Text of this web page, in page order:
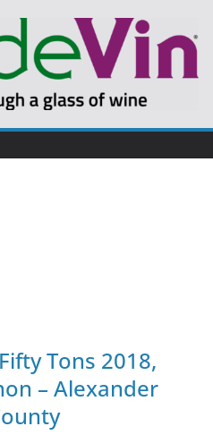
Tons 2018,
– Alexander